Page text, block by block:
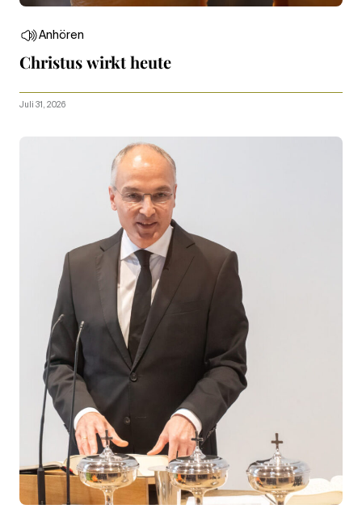
Anhören
Christus wirkt heute
Juli 31, 2026